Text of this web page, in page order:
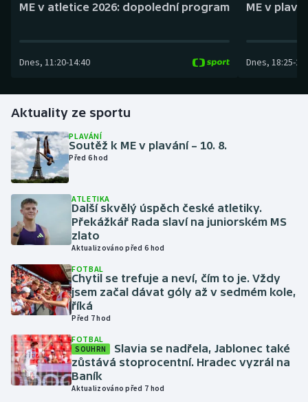
Boby a skeleton
Dostihy
Florbal
Futsal
Golf
Gymnastika
Házená
Jezdectví
Judo
Krasobruslení
AZ kvíz
ME v atletice 2026: dopolední program
Dnes, 11:20-14:40
ME v
Dnes, 18:25-
Aktuality ze sportu
PLAVÁNÍ
Soutěž k ME v plavání – 10. 8.
Před 6 hod
ATLETIKA
Další skvělý úspěch české atletiky.
Překážkář Rada slaví na juniorském MS
zlato
Aktualizováno před 6 hod
FOTBAL
Chytil se trefuje a neví, čím to je. Vždy
jsem začal dávat góly až v sedmém kole,
říká
Před 7 hod
FOTBAL
SOUHRN
Slavia se nadřela, Jablonec také
zůstává stoprocentní. Hradec vyzrál na
Baník
Aktualizováno před 7 hod